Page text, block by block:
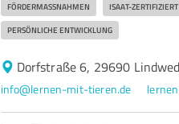
FÖRDERMASSNAHMEN ISAAT-ZERTIFIZIERT
PERSÖNLICHE ENTWICKLUNG
Dorfstraße 6, 29690
info@lernen-mit-tieren.de